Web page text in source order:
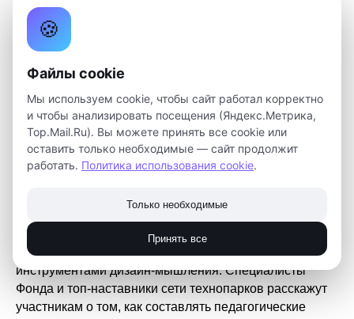
С 15 по 20 апреля 2019 года в Томске проходит
образовательная сессия для наставников сети
участие представители технопарков из 22 регионов
страны. Организатором образовательной сессии
выступает ФГАУ «Фонд новых форм развития
образования» – федеральный оператор сети детских
перспективных проектах Фонда, освоят современные
методики генерации идей, познакомятся с
инструментами дизайн-мышления. Специалисты
Фонда и топ-наставники сети технопарков расскажут
участникам о том, как составлять педагогические
🍪
Файлы cookie
Мы используем cookie, чтобы сайт работал корректно
и чтобы анализировать посещения (Яндекс.Метрика,
Top.Mail.Ru). Вы можете принять все cookie или
оставить только необходимые — сайт продолжит
работать. Политика использования cookie.
Только необходимые
Принять все